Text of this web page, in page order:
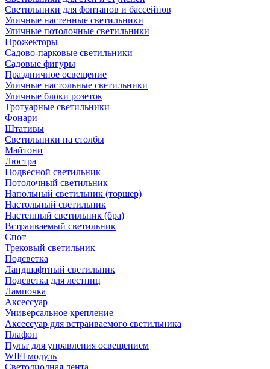
Светильники для фонтанов и бассейнов
Уличные настенные светильники
Уличные потолочные светильники
Прожекторы
Садово-парковые светильники
Садовые фигуры
Праздничное освещение
Уличные настольные светильники
Уличные блоки розеток
Тротуарные светильники
Фонари
Штативы
Светильники на столбы
Майтони
Люстра
Подвесной светильник
Потолочный светильник
Напольный светильник (торшер)
Настольный светильник
Настенный светильник (бра)
Встраиваемый светильник
Спот
Трековый светильник
Подсветка
Ландшафтный светильник
Подсветка для лестниц
Лампочка
Аксессуар
Универсальное крепление
Аксессуар для встраиваемого светильника
Плафон
Пульт для управления освещением
WIFI модуль
Светодиодная лента